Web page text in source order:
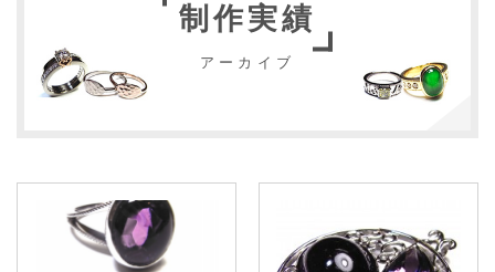
制作実績
アーカイブ